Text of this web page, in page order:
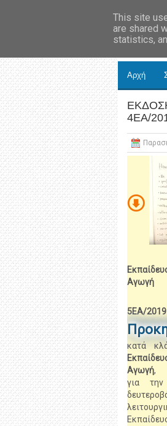
Αρχή
4ΕΑ/
Αγωγή
5ΕΑ/2019
κατά
Αγωγή,
για
This site
are shared
statistics,